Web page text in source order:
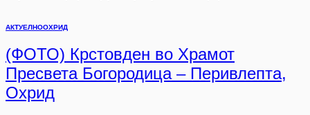
АКТУЕЛНООХРИД
(ФОТО) Крстовден во Храмот
Пресвета Богородица – Перивлепта,
Охрид